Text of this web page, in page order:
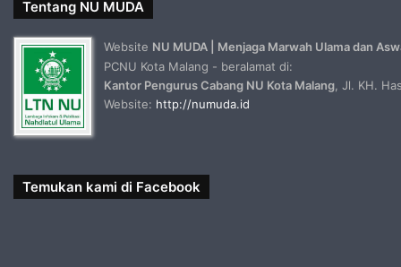
Tentang NU MUDA
Website NU MUDA | Menjaga Marwah Ulama dan
PCNU Kota Malang - beralamat di:
Kantor Pengurus Cabang NU Kota Malang , Jl. KH.
Website: http://numuda.id
Temukan kami di Facebook